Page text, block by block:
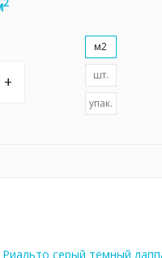
2
+
м2
шт.
упак.